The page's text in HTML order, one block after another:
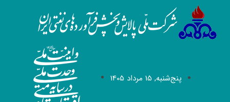
پنج‌شنبه, 15 مرداد 1405